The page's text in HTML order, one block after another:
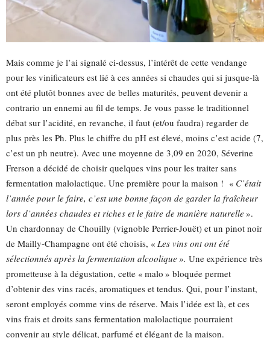
Mais comme je l’ai signalé ci-dessus, l’intérêt de cette vendange
pour les vinificateurs est lié à ces années si chaudes qui si jusque-là
ont été plutôt bonnes avec de belles maturités, peuvent devenir a
contrario un ennemi au fil de temps. Je vous passe le traditionnel
débat sur l’acidité, en revanche, il faut (et/ou faudra) regarder de
plus près les Ph. Plus le chiffre du pH est élevé, moins c’est acide (7,
c’est un ph neutre). Avec une moyenne de 3,09 en 2020, Séverine
Frerson a décidé de choisir quelques vins pour les traiter sans
fermentation malolactique. Une première pour la maison ! « C’était
l’année pour le faire, c’est une bonne façon de garder la fraîcheur
lors d’années chaudes et riches et le faire de manière naturelle ».
Un chardonnay de Chouilly (vignoble Perrier-Jouët) et un pinot noir
de Mailly-Champagne ont été choisis, « Les vins ont ont été
sélectionnés après la fermentation alcoolique ». Une expérience très
prometteuse à la dégustation, cette « malo » bloquée permet
d’obtenir des vins racés, aromatiques et tendus. Qui, pour l’instant,
seront employés comme vins de réserve. Mais l’idée est là, et ces
vins frais et droits sans fermentation malolactique pourraient
convenir au style délicat, parfumé et élégant de la maison.